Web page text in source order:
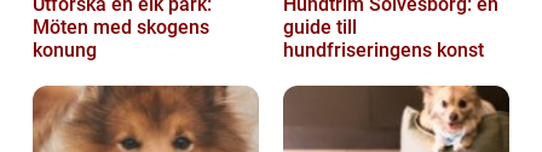
Möten med skogens
konung
guide till
hundfriseringens konst